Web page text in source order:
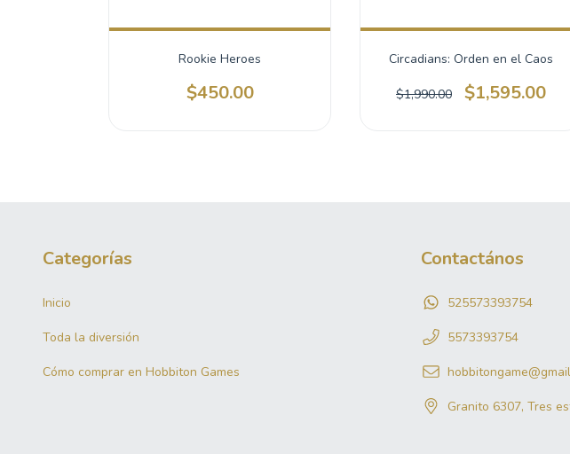
Rookie Heroes
$450.00
Circadians: Orden en el Caos
$1,990.00 $1,595.00
Categorías
Inicio
Toda la diversión
Cómo comprar en Hobbiton Games
Contactános
525573393754
5573393754
Granito 6307, Tres